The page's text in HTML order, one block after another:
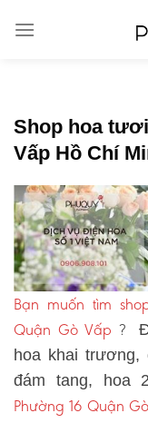
Shop hoa
Vấp Hồ Chí
Bạn muốn tìm
Quận Gò Vấp ?
hoa khai trương,
đám tang, hoa
Phường 16 Quận